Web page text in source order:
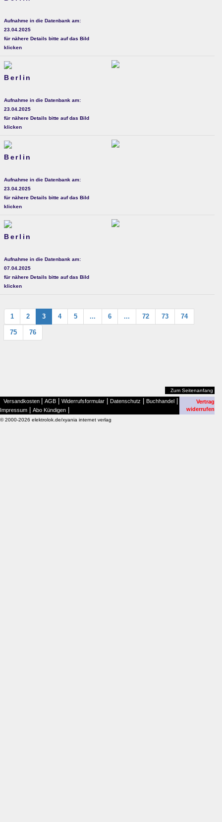
Aufnahme in die Datenbank am:
23.04.2025
für nähere Details bitte auf das Bild
klicken
Berlin
Aufnahme in die Datenbank am:
23.04.2025
für nähere Details bitte auf das Bild
klicken
Berlin
Aufnahme in die Datenbank am:
23.04.2025
für nähere Details bitte auf das Bild
klicken
Berlin
Aufnahme in die Datenbank am:
07.04.2025
für nähere Details bitte auf das Bild
klicken
1 2 3 4 5 ... 6 ... 72 73 74
75 76
Zum Seitenanfang
Versandkosten AGB Widerrufsformular Datenschutz Buchhandel
Impressum Abo Kündigen
Vertrag
widerrufen
© 2000-2026 elektrolok.de/xyania internet verlag